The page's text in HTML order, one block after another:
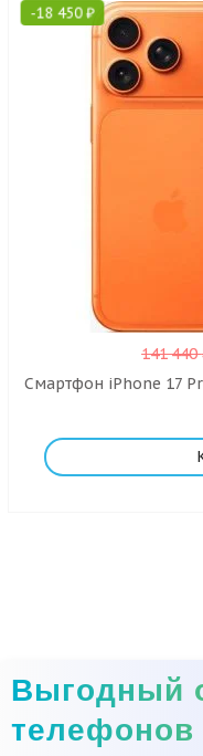
-18 450₽
141 440
Смартфон iPhone 17
Выгодный
телефонов